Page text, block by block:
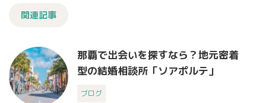
関連記事
那覇で出会いを探すなら？地元密着
型の結婚相談所「ソアポルテ」
ブログ